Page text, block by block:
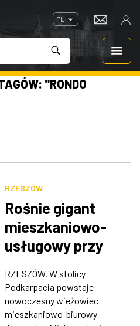
PL
"RONDO
RZESZÓW
Rośnie gigant
mieszkaniowo-
usługowy przy
[ZDJĘCIA]
RZESZÓW. W stolicy
Podkarpacia powstaje
nowoczesny wieżowiec
mieszkaniowo-biurowy